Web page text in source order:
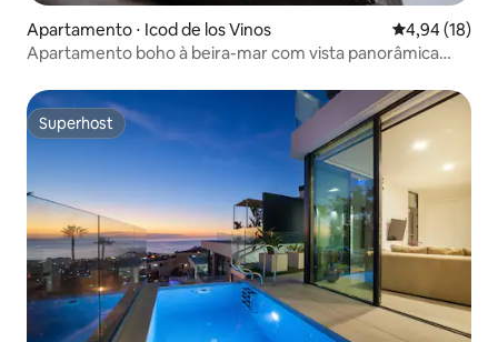
Apartamento ⋅ Icod de los Vinos 4,94 de uma
4,94 (18)
Apartamento boho à beira-mar com vista panorâmica
Superhost
Superhost